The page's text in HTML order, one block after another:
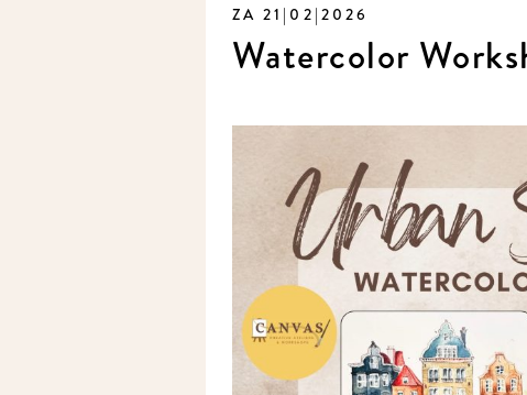
ZA 21|02|2026
Watercolor